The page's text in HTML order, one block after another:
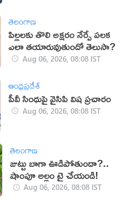
తెలంగాణ
పిల్లలకు తొలి అక్షరం నేర్పే పలక
ఎలా తయారువుతుందో తెలుసా?
Aug 06, 2026, 08:08 IST
ఆంధ్రప్రదేశ్
పీవీ సింధుపై వైసిపి విష ప్రచారం
Aug 06, 2026, 08:08 IST
తెలంగాణ
జుట్టు బాగా ఊడిపోతుందా?..
షాంపూ అల్లం ట్రై చేయండి!
Aug 06, 2026, 08:08 IST